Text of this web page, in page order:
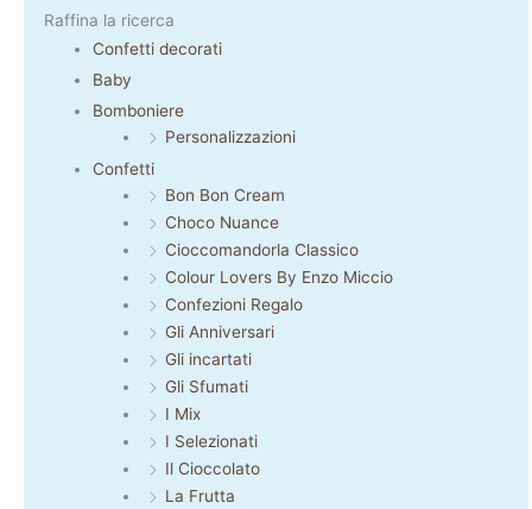
Raffina la ricerca
Confetti decorati
Baby
Bomboniere
Personalizzazioni
Confetti
Bon Bon Cream
Choco Nuance
Cioccomandorla Classico
Colour Lovers By Enzo Miccio
Confezioni Regalo
Gli Anniversari
Gli incartati
Gli Sfumati
I Mix
I Selezionati
Il Cioccolato
La Frutta